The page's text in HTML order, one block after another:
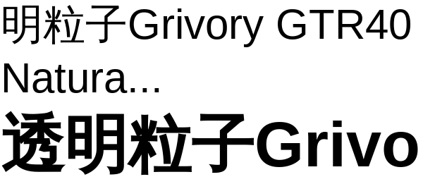
明粒子Grivory GTR40
Natura...
透明粒子